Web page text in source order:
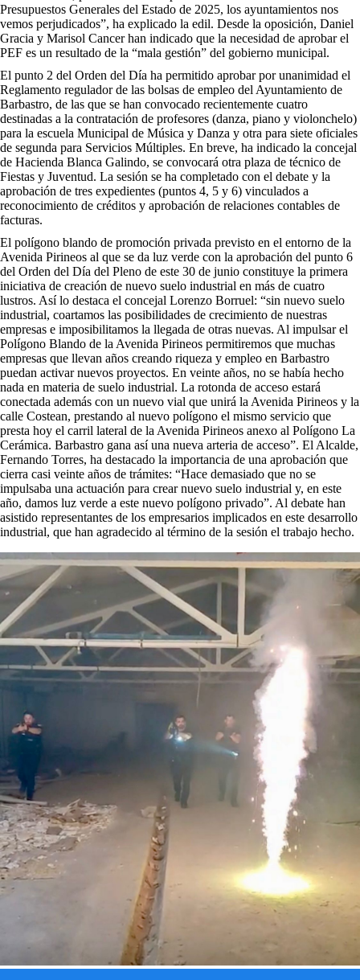
Presupuestos Generales del Estado de 2025, los ayuntamientos nos
vemos perjudicados”, ha explicado la edil. Desde la oposición, Daniel
Gracia y Marisol Cancer han indicado que la necesidad de aprobar el
PEF es un resultado de la “mala gestión” del gobierno municipal.
El punto 2 del Orden del Día ha permitido aprobar por unanimidad el
Reglamento regulador de las bolsas de empleo del Ayuntamiento de
Barbastro, de las que se han convocado recientemente cuatro
destinadas a la contratación de profesores (danza, piano y violonchelo)
para la escuela Municipal de Música y Danza y otra para siete oficiales
de segunda para Servicios Múltiples. En breve, ha indicado la concejal
de Hacienda Blanca Galindo, se convocará otra plaza de técnico de
Fiestas y Juventud. La sesión se ha completado con el debate y la
aprobación de tres expedientes (puntos 4, 5 y 6) vinculados a
reconocimiento de créditos y aprobación de relaciones contables de
facturas.
El polígono blando de promoción privada previsto en el entorno de la
Avenida Pirineos al que se da luz verde con la aprobación del punto 6
del Orden del Día del Pleno de este 30 de junio constituye la primera
iniciativa de creación de nuevo suelo industrial en más de cuatro
lustros. Así lo destaca el concejal Lorenzo Borruel: “sin nuevo suelo
industrial, coartamos las posibilidades de crecimiento de nuestras
empresas e imposibilitamos la llegada de otras nuevas. Al impulsar el
Polígono Blando de la Avenida Pirineos permitiremos que muchas
empresas que llevan años creando riqueza y empleo en Barbastro
puedan activar nuevos proyectos. En veinte años, no se había hecho
nada en materia de suelo industrial. La rotonda de acceso estará
conectada además con un nuevo vial que unirá la Avenida Pirineos y la
calle Costean, prestando al nuevo polígono el mismo servicio que
presta hoy el carril lateral de la Avenida Pirineos anexo al Polígono La
Cerámica. Barbastro gana así una nueva arteria de acceso”. El Alcalde,
Fernando Torres, ha destacado la importancia de una aprobación que
cierra casi veinte años de trámites: “Hace demasiado que no se
impulsaba una actuación para crear nuevo suelo industrial y, en este
año, damos luz verde a este nuevo polígono privado”. Al debate han
asistido representantes de los empresarios implicados en este desarrollo
industrial, que han agradecido al término de la sesión el trabajo hecho.